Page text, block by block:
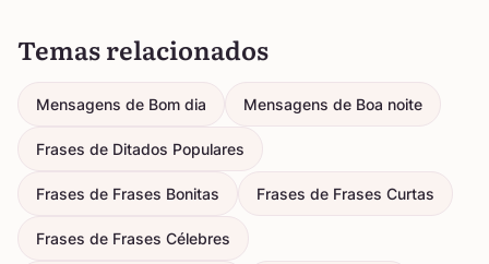
Temas relacionados
Mensagens de Bom dia Mensagens de Boa noite
Frases de Ditados Populares
Frases de Frases Bonitas Frases de Frases Curtas
Frases de Frases Célebres